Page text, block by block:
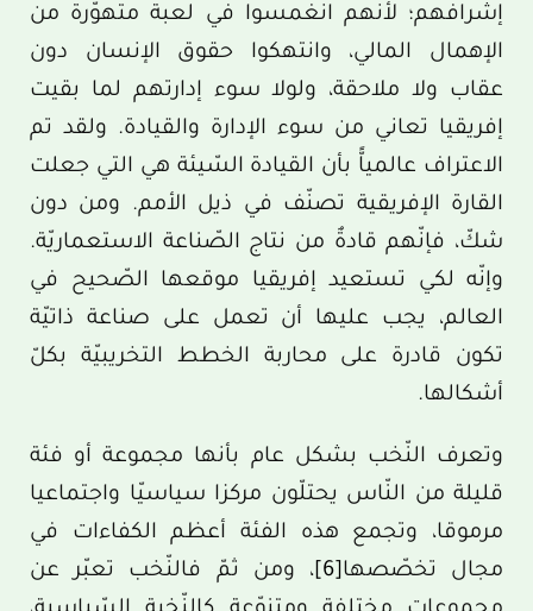
إشرافهم؛ لأنهم انغمسوا في لعبة متهوّرة من
الإهمال المالي، وانتهكوا حقوق الإنسان دون
عقاب ولا ملاحقة، ولولا سوء إدارتهم لما بقيت
إفريقيا تعاني من سوء الإدارة والقيادة. ولقد تم
الاعتراف عالمياًّ بأن القيادة السّيئة هي التي جعلت
القارة الإفريقية تصنّف في ذيل الأمم. ومن دون
شكّ، فإنّهم قادةٌ من نتاج الصّناعة الاستعماريّة.
وإنّه لكي تستعيد إفريقيا موقعها الصّحيح في
العالم، يجب عليها أن تعمل على صناعة ذاتيّة
تكون قادرة على محاربة الخطط التخريبيّة بكلّ
أشكالها.
وتعرف النّخب بشكل عام بأنها مجموعة أو فئة
قليلة من النّاس يحتلّون مركزا سياسيّا واجتماعيا
مرموقا، وتجمع هذه الفئة أعظم الكفاءات في
مجال تخصّصها[6]
، ومن ثمّ فالنّخب تعبّر عن